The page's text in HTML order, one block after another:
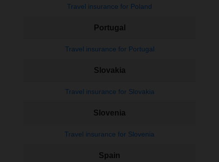
Travel insurance for Poland
Portugal
Travel insurance for Portugal
Slovakia
Travel insurance for Slovakia
Slovenia
Travel insurance for Slovenia
Spain